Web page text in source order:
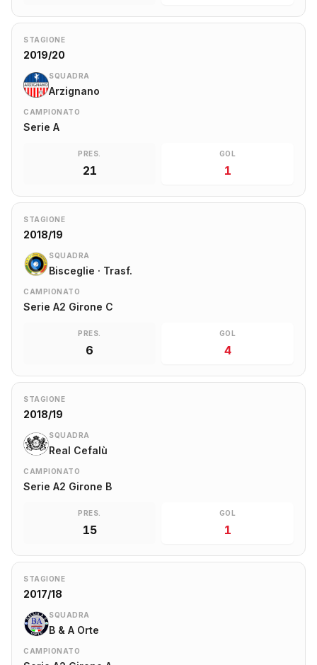
STAGIONE
2019/20
SQUADRA
Arzignano
CAMPIONATO
Serie A
PRES.
21
GOL
1
STAGIONE
2018/19
SQUADRA
Bisceglie · Trasf.
CAMPIONATO
Serie A2 Girone C
PRES.
6
GOL
4
STAGIONE
2018/19
SQUADRA
Real Cefalù
CAMPIONATO
Serie A2 Girone B
PRES.
15
GOL
1
STAGIONE
2017/18
SQUADRA
B & A Orte
CAMPIONATO